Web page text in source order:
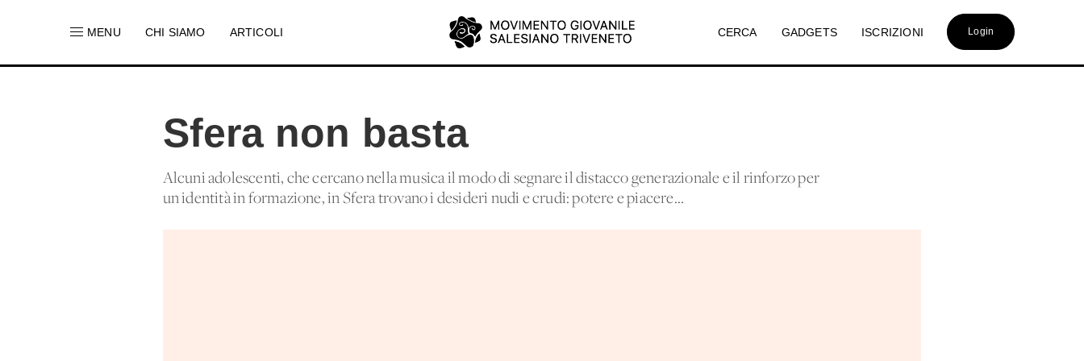
MENU CHI SIAMO ARTICOLI CERCA GADGETS ISCRIZIONI Login
Sfera non basta
Alcuni adolescenti, che cercano nella musica il modo di segnare il distacco generazionale e il rinforzo per
un'identità in formazione, in Sfera trovano i desideri nudi e crudi: potere e piacere...